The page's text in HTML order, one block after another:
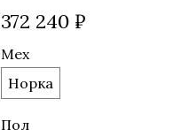
372 240 ₽
Мех
Норка
Пол